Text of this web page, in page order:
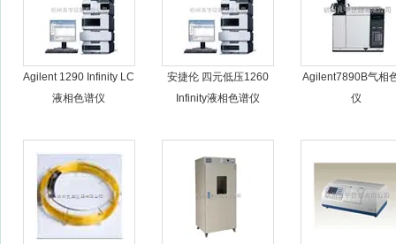
杭州良宇仪器有限公司
Agilent 1290 Infinity LC
液相色谱仪
安捷伦 四元低压1260
Infinity液相色谱仪
Agilent7890B气相
仪